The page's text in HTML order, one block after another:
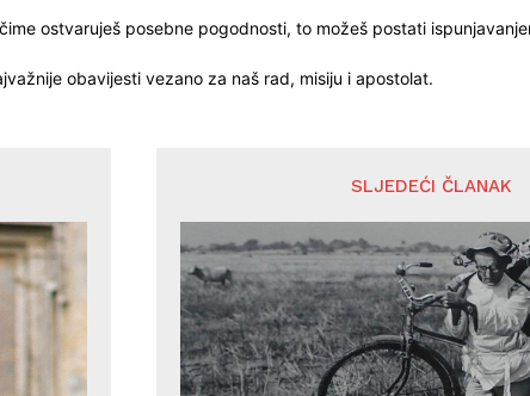
ostvaruješ posebne pogodnosti, to možeš postati
obavijesti vezano za naš rad, misiju i apostolat.
SLJEDEĆI ČLANAK